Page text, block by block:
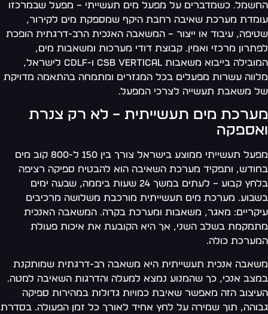
כשמדברים על מפעל מים תעשייתי – מפעל שבמרכזו
מערכת שאיבה רחבת היקף שמספקת מים לקירור,
עיבוד או ייצור – המשאבה האנכית הרב-דרגתית הופכת
מרכזי ואמין. קבוצת דודי מערכות ומשאבות מים,
המובילה בייבוא משאבות CSB Vertical ו-CDLF לישראל,
עשרות מפעלים בכל המגזרים ומתמחה בהתאמה מדויקת
משאבת תעשייה לצרכי המפעל.
מים תעשייתית – לא רק צנרת
מפעל תעשייתי ממוצע בישראל צורך בין 150 ל-800 קוב מים
ותפקיד מערכת השאיבה הוא להבטיח ספיקה רציפה
בלחץ קבוע – לעתים במשך 24 שעות ביממה, שבעה ימים
מערכת מים תעשייתית מורכבת משלושה מרכיבים
מאגר, משאבות ומערכת בקרה. המשאבה האנכית
בשלב השני, אך היא הקובעת את איכות פעולת
כולה.
אנכית תעשייתית היא משאבה רב-דרגתית שמותקנת
אנכי, כך שהמנוע נמצא למעלה והדרגות השאיבה למטה.
הזה מאפשר שאיבת כמויות גדולות במהירות ספיקה
תוך שמירה על לחץ אחיד לאורך כל זמן הפעולה. בסדרת